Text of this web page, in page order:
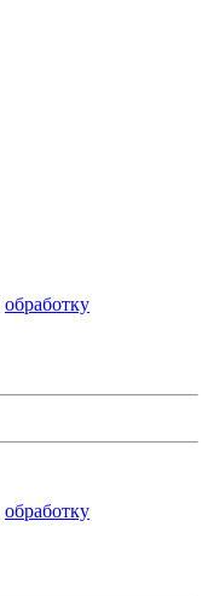
обработку
обработку